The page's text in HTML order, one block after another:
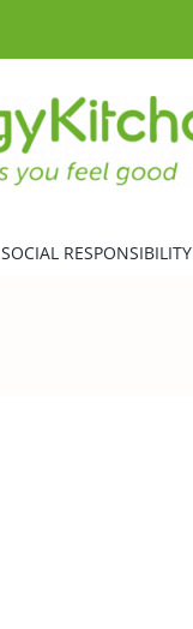
SOCIAL RESPONSIBILITY